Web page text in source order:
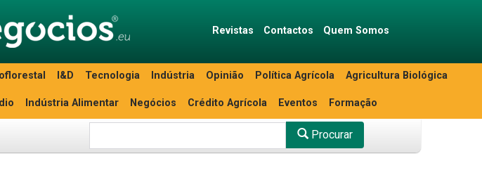
Revistas Contactos Quem Somos
I&D Tecnologia Indústria Opinião Política Agrícola Agricultura Biológica
Indústria Alimentar Negócios Crédito Agrícola Eventos Formação
Procurar